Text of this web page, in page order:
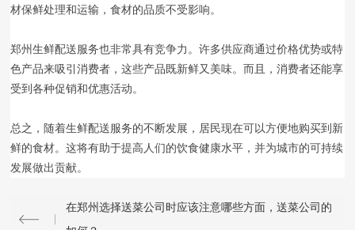
材保鲜处理和运输，食材的品质不受影响。
郑州生鲜配送服务也非常具有竞争力。许多供应商通过价格优势或特
色产品来吸引消费者，这些产品既新鲜又美味。而且，消费者还能享
受到各种促销和优惠活动。
总之，随着生鲜配送服务的不断发展，居民现在可以方便地购买到新
鲜的食材。这将有助于提高人们的饮食健康水平，并为城市的可持续
发展做出贡献。
在郑州选择送菜公司时应该注意哪些方面，送菜公司的